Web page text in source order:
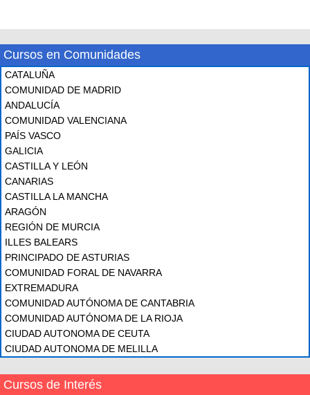
Cursos en Comunidades
CATALUÑA
COMUNIDAD DE MADRID
ANDALUCÍA
COMUNIDAD VALENCIANA
PAÍS VASCO
GALICIA
CASTILLA Y LEÓN
CANARIAS
CASTILLA LA MANCHA
ARAGÓN
REGIÓN DE MURCIA
ILLES BALEARS
PRINCIPADO DE ASTURIAS
COMUNIDAD FORAL DE NAVARRA
EXTREMADURA
COMUNIDAD AUTÓNOMA DE CANTABRIA
COMUNIDAD AUTÓNOMA DE LA RIOJA
CIUDAD AUTONOMA DE CEUTA
CIUDAD AUTONOMA DE MELILLA
Cursos de Interés